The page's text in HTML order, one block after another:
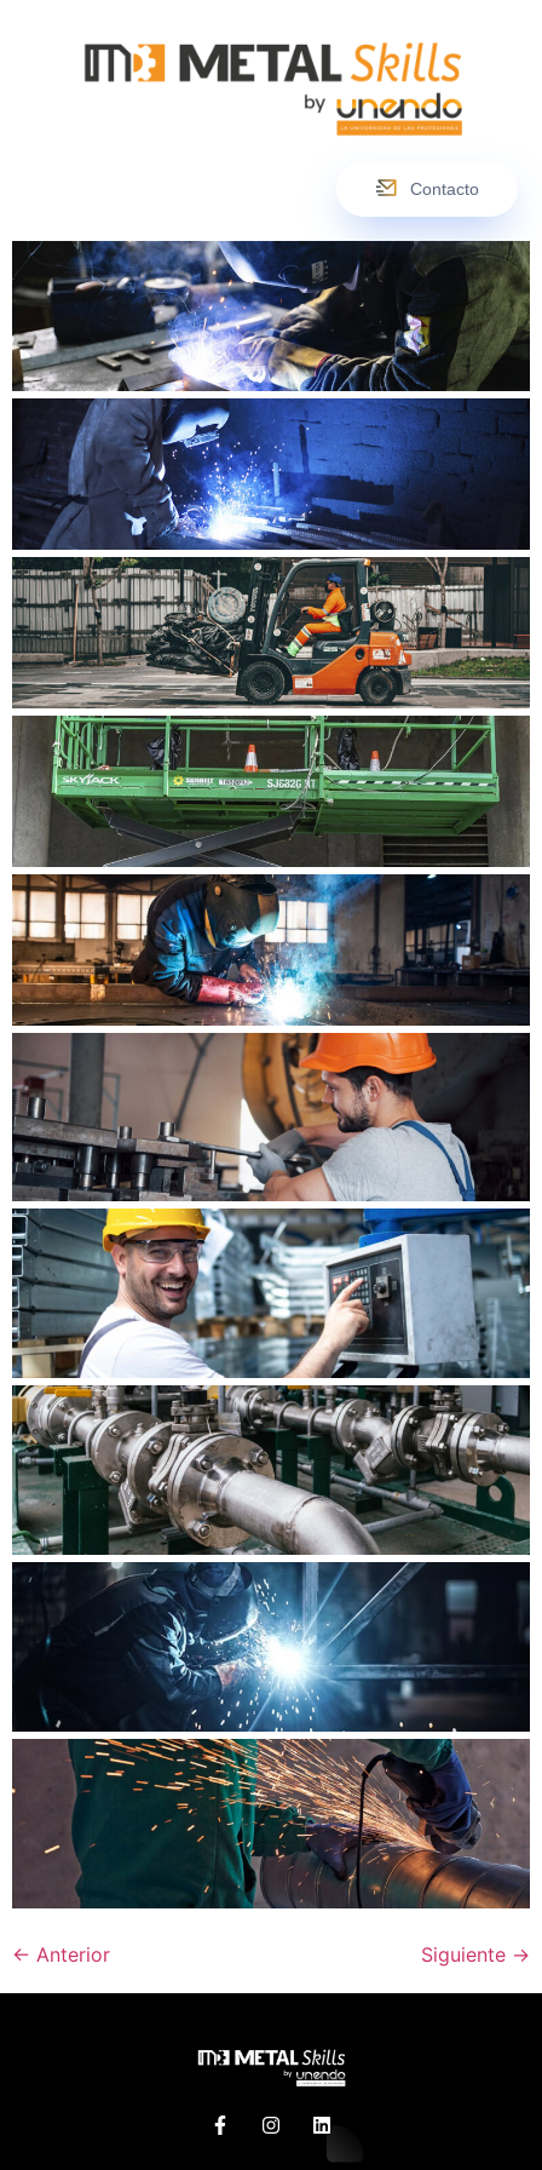
Contacto
← Anterior Siguiente →